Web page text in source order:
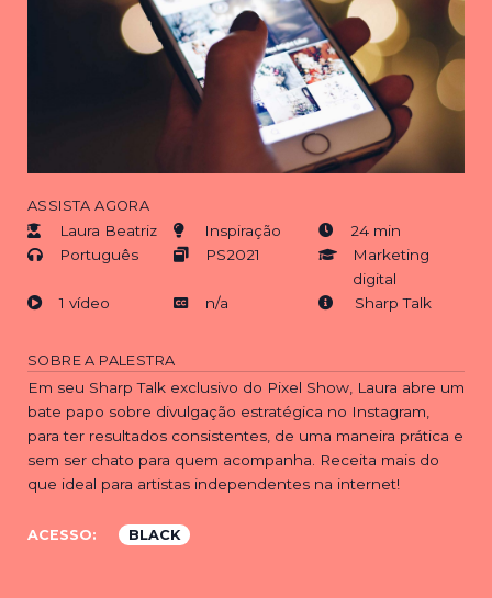
ASSISTA AGORA
Laura Beatriz Inspiração
24 min
Português
PS2021
Marketing
digital
1 vídeo
n/a Sharp Talk
SOBRE A PALESTRA
Em seu Sharp Talk exclusivo do Pixel Show, Laura abre um
bate papo sobre divulgação estratégica no Instagram,
para ter resultados consistentes, de uma maneira prática e
sem ser chato para quem acompanha. Receita mais do
que ideal para artistas independentes na internet!
ACESSO: BLACK